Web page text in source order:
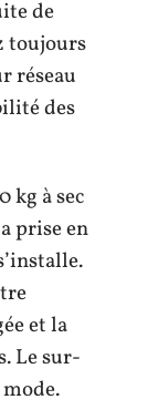
de
toujours
réseau
des
kg à sec
prise en
et la
Le sur-